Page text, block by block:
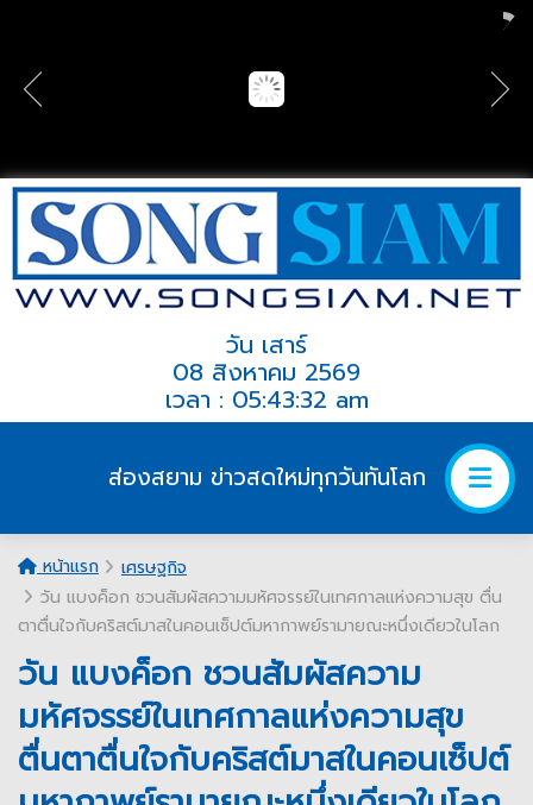
วัน เสาร์
08 สิงหาคม 2569
เวลา : 05:43:32 am
ส่องสยาม ข่าวสดใหม่ทุกวันทันโลก
หน้าแรก
เศรษฐกิจ
วัน แบงค็อก ชวนสัมผัสความมหัศจรรย์ในเทศกาลแห่งความสุข ตื่น
ตาตื่นใจกับคริสต์มาสในคอนเซ็ปต์มหากาพย์รามายณะหนึ่งเดียวในโลก
วัน แบงค็อก ชวนสัมผัสความ
มหัศจรรย์ในเทศกาลแห่งความสุข
ตื่นตาตื่นใจกับคริสต์มาสในคอนเซ็ปต์